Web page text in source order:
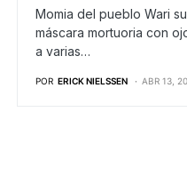
Momia del pueblo Wari
máscara mortuoria con
a varias…
POR ERICK NIELSSEN ABR 13,